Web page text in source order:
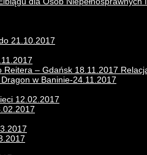
21.10.2017
Reitera – Gdańsk 18.11.2017
w Baninie-24.11.2017
12.02.2017